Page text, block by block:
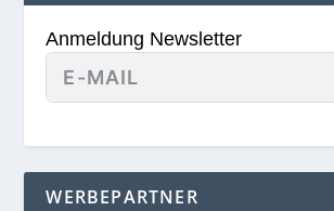
Anmeldung Newsletter
WERBEPARTNER